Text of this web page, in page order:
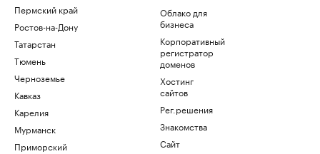
Пермский край
Ростов-на-Дону
Татарстан
Тюмень
Черноземье
Кавказ
Карелия
Мурманск
Приморский
Облако для
бизнеса
Корпоративный
регистратор
доменов
Хостинг
сайтов
Рег.решения
Знакомства
Сайт